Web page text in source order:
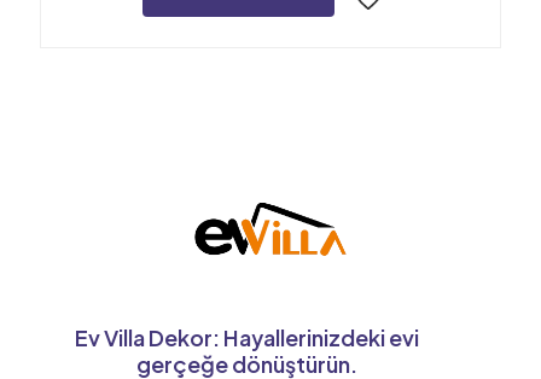
Ev Villa Dekor: Hayallerinizdeki evi
gerçeğe dönüştürün.